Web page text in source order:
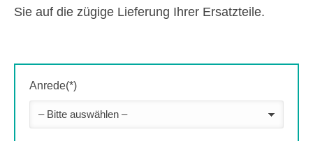
Sie auf die zügige Lieferung Ihrer Ersatzteile.
Anrede(*)